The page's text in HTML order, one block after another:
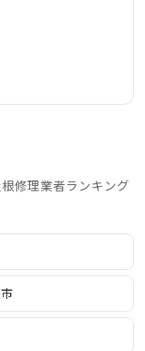
による無料点
10名在籍で高品
全国大会第一位
アフターサービ
修理業者ランキング